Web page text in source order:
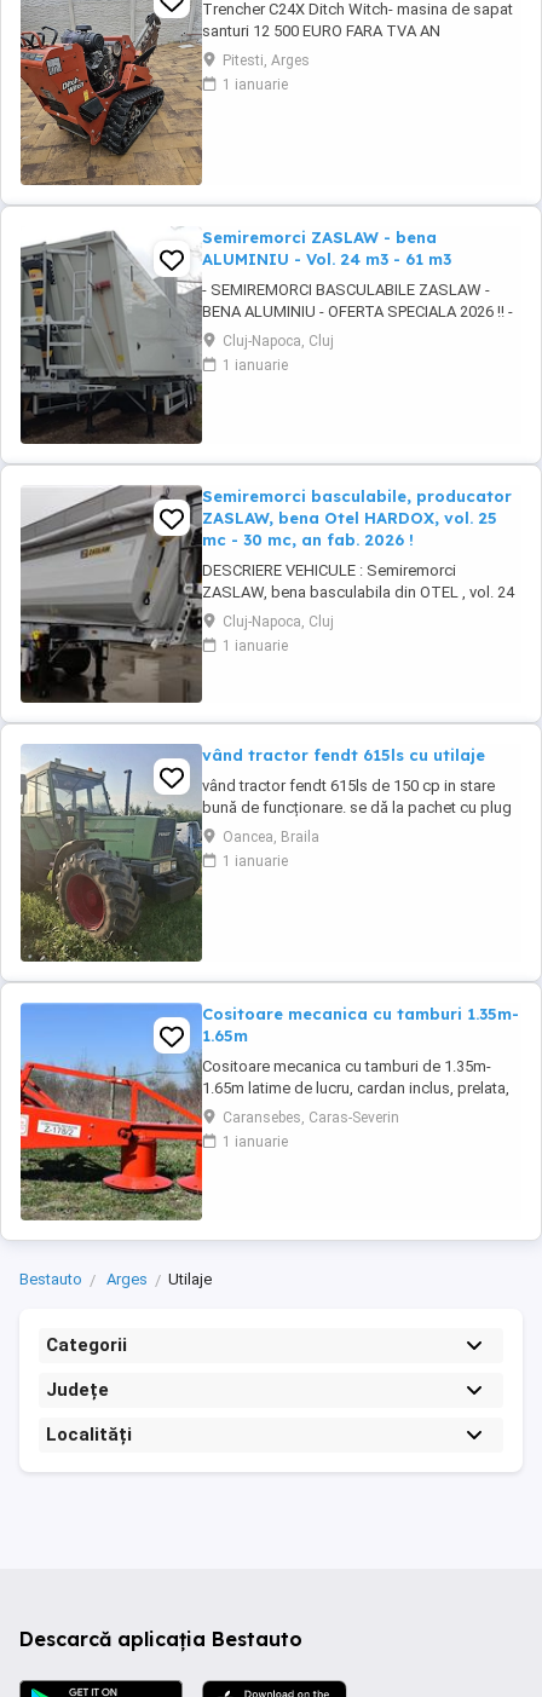
Trencher C24X Ditch Witch- masina de sapat
santuri 12 500 EURO FARA TVA AN
FABRICATIE 2017 ORE FUNCTIONARE 122h
ADANCIME DE SAPAT 0,9m, POATE FI
MONTAT LANT SI DE 1,2m COMBUSTIBIL
Pitesti, Arges
1 ianuarie
Semiremorci ZASLAW - bena
ALUMINIU - Vol. 24 m3 - 61 m3
- SEMIREMORCI BASCULABILE ZASLAW -
BENA ALUMINIU - OFERTA SPECIALA 2026 !! -
VEHICULE NOI - ( pe stoc SAU în fabricație
ZASLAW - cu termen SCURT de livrare )
DESCRIERE VEHICULE : - Semiremorci
Cluj-Napoca, Cluj
1 ianuarie
Semiremorci basculabile, producator
ZASLAW, bena Otel HARDOX, vol. 25
mc - 30 mc, an fab. 2026 !
DESCRIERE VEHICULE : Semiremorci
ZASLAW, bena basculabila din OTEL , vol. 24
mc - 30 mc, (stoc nou 2026 sau in fabricatie
ZASLAW) . DETALII: - Semiremorci
basculabile pe 3 axe, bena constructie din
Polonia ...
Cluj-Napoca, Cluj
1 ianuarie
vând tractor fendt 615ls cu utilaje
vând tractor fendt 615ls de 150 cp in stare
bună de funcționare. se dă la pachet cu plug
lemken 2+1+1 si disc gd 3.4m.mai multe
detalii la telefon
Oancea, Braila
1 ianuarie
Cositoare mecanica cu tamburi 1.35m-
1.65m
Cositoare mecanica cu tamburi de 1.35m-
1.65m latime de lucru, cardan inclus, prelata,
cheie de cutite Transport in toate judetele
Caransebes, Caras-Severin
1 ianuarie
Bestauto Arges Utilaje
Categorii
Județe
Localități
Descarcă aplicația Bestauto